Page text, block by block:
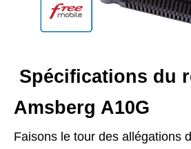
Spécifications du
Amsberg A10G
Faisons le tour des allégations